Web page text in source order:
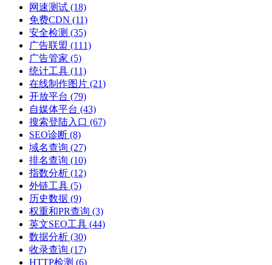
网速测试 (18)
免费CDN (11)
安全检测 (35)
广告联盟 (111)
广告管家 (5)
统计工具 (11)
在线制作图片 (21)
开放平台 (79)
自媒体平台 (43)
搜索登陆入口 (67)
SEO诊断 (8)
域名查询 (27)
排名查询 (10)
指数分析 (12)
外链工具 (5)
历史数据 (9)
权重和PR查询 (3)
英文SEO工具 (44)
数据分析 (30)
收录查询 (17)
HTTP检测 (6)